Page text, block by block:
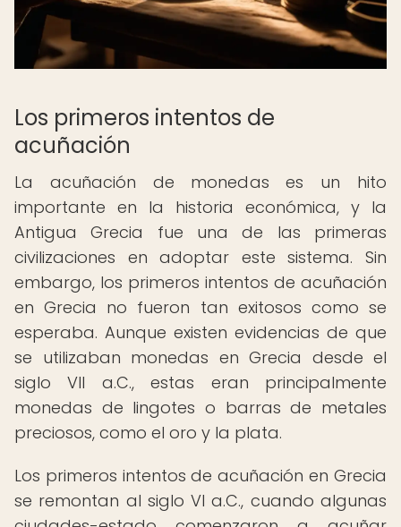
Los primeros intentos de
acuñación
La acuñación de monedas es un hito
importante en la historia económica, y la
Antigua Grecia fue una de las primeras
civilizaciones en adoptar este sistema. Sin
embargo, los primeros intentos de acuñación
en Grecia no fueron tan exitosos como se
esperaba. Aunque existen evidencias de que
se utilizaban monedas en Grecia desde el
siglo VII a.C., estas eran principalmente
monedas de lingotes o barras de metales
preciosos, como el oro y la plata.
Los primeros intentos de acuñación en Grecia
se remontan al siglo VI a.C., cuando algunas